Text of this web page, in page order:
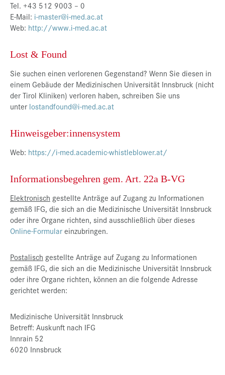
Tel. +43 512 9003 – 0
E-Mail: i-master@i-med.ac.at
Web: http://www.i-med.ac.at
Lost & Found
Sie suchen einen verlorenen Gegenstand? Wenn Sie diesen in
einem Gebäude der Medizinischen Universität Innsbruck (nicht
der Tirol Kliniken) verloren haben, schreiben Sie uns
unter lostandfound@i-med.ac.at
Hinweisgeber:innensystem
Web: https://i-med.academic-whistleblower.at/
Informationsbegehren gem. Art. 22a B-VG
Elektronisch gestellte Anträge auf Zugang zu Informationen
gemäß IFG, die sich an die Medizinische Universität Innsbruck
oder ihre Organe richten, sind ausschließlich über dieses
Online-Formulareinzubringen.
Postalisch gestellte Anträge auf Zugang zu Informationen
gemäß IFG, die sich an die Medizinische Universität Innsbruck
oder ihre Organe richten, können an die folgende Adresse
gerichtet werden:
Medizinische Universität Innsbruck
Betreff: Auskunft nach IFG
Innrain 52
6020 Innsbruck